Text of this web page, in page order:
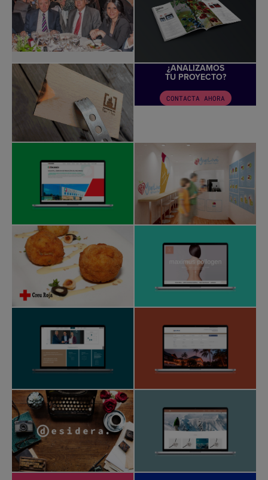
¿ANALIZAMOS
TU PROYECTO?
CONTACTA AHORA